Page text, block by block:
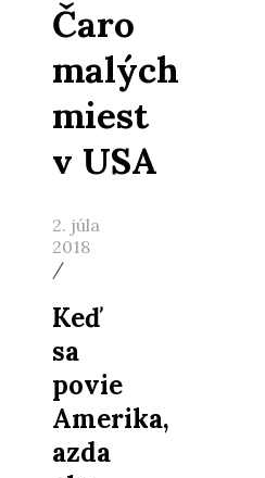
Čaro
malých
miest
v USA
2. júla
2018
/
Keď
sa
povie
Amerika,
azda